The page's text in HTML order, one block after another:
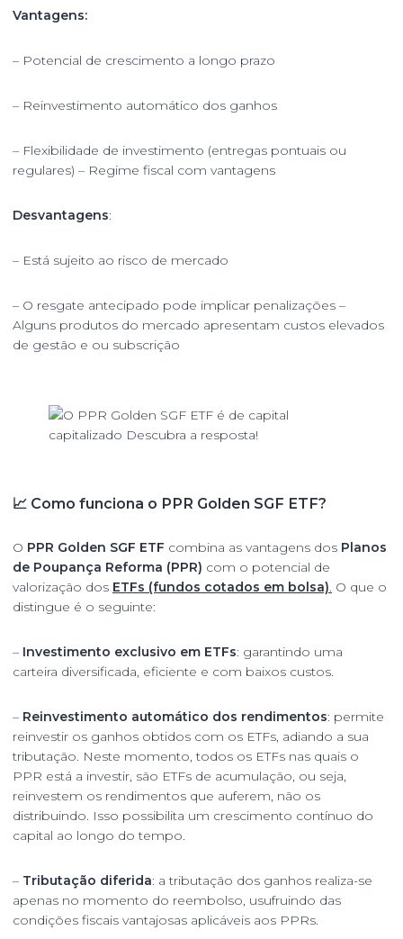
Vantagens:
– Potencial de crescimento a longo prazo
– Reinvestimento automático dos ganhos
– Flexibilidade de investimento (entregas pontuais ou
regulares) – Regime fiscal com vantagens
Desvantagens:
– Está sujeito ao risco de mercado
– O resgate antecipado pode implicar penalizações –
Alguns produtos do mercado apresentam custos elevados
de gestão e ou subscrição
📈 Como funciona o PPR Golden SGF ETF?
O PPR Golden SGF ETF combina as vantagens dos Planos
de Poupança Reforma (PPR) com o potencial de
valorização dos ETFs (fundos cotados em bolsa) O que o
distingue é o seguinte:
– Investimento exclusivo em ETFs: garantindo uma
carteira diversificada, eficiente e com baixos custos.
– Reinvestimento automático dos rendimentos: permite
reinvestir os ganhos obtidos com os ETFs, adiando a sua
tributação. Neste momento, todos os ETFs nas quais o
PPR está a investir, são ETFs de acumulação, ou seja,
reinvestem os rendimentos que auferem, não os
distribuindo. Isso possibilita um crescimento contínuo do
capital ao longo do tempo.
– Tributação diferida: a tributação dos ganhos realiza-se
apenas no momento do reembolso, usufruindo das
condições fiscais vantajosas aplicáveis aos PPRs.